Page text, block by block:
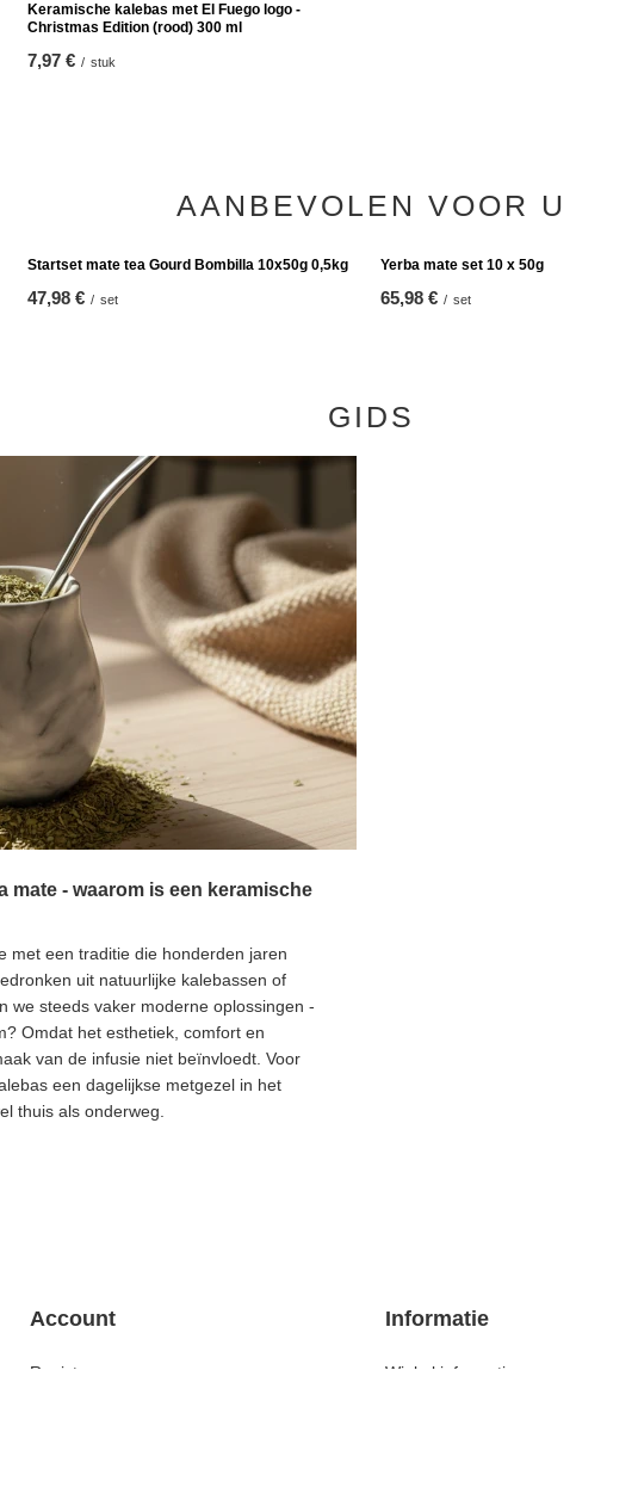
Keramische kalebas met El Fuego logo -
Christmas Edition (rood) 300 ml
7,97 € / stuk
AANBEVOLEN VOOR U
Startset mate tea Gourd Bombilla 10x50g 0,5kg
47,98 €
GIDS